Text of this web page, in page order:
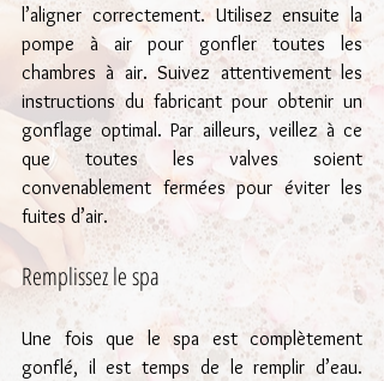
l’aligner correctement. Utilisez ensuite la
pompe à air pour gonfler toutes les
chambres à air. Suivez attentivement les
instructions du fabricant pour obtenir un
gonflage optimal. Par ailleurs, veillez à ce
que toutes les valves soient
convenablement fermées pour éviter les
fuites d’air.
Remplissez le spa
Une fois que le spa est complètement
gonflé, il est temps de le remplir d’eau.